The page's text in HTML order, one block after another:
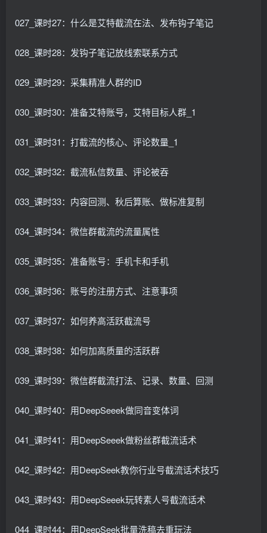
027_课时27：什么是艾特截流在法、发布钩子笔记
028_课时28：发钩子笔记放线索联系方式
029_课时29：采集精准人群的ID
030_课时30：准备艾特账号，艾特目标人群_1
031_课时31：打截流的核心、评论数量_1
032_课时32：截流私信数量、评论被吞
033_课时33：内容回测、秋后算账、做标准复制
034_课时34：微信群截流的流量属性
035_课时35：准备账号：手机卡和手机
036_课时36：账号的注册方式、注意事项
037_课时37：如何养高活跃截流号
038_课时38：如何加高质量的活跃群
039_课时39：微信群截流打法、记录、数量、回测
040_课时40：用DeepSeeek做同音变体词
041_课时41：用DeepSeeek做粉丝群截流话术
042_课时42：用DeepSeek教你行业号截流话术技巧
043_课时43：用DeepSeeek玩转素人号截流话术
044_课时44：用DeepSeek批量洗稿去重玩法